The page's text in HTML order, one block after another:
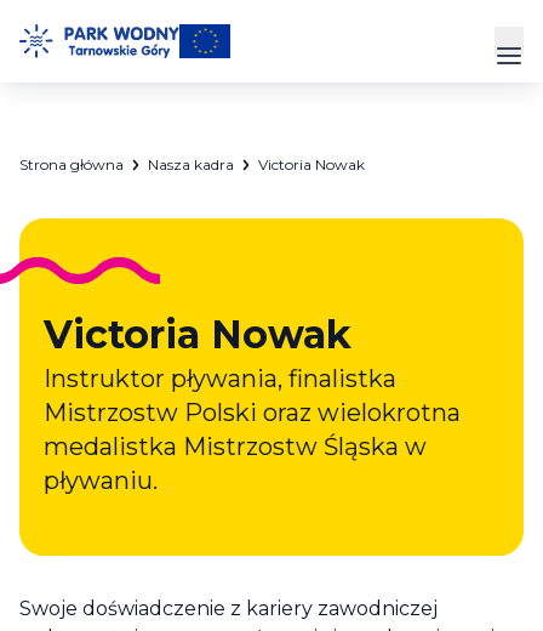
do
Hala Sportowa
Cennik
Strefa Klienta
Kontakt
Strona główna Nasza kadra Victoria Nowak
Victoria Nowak
Instruktor pływania, finalistka
Mistrzostw Polski oraz wielokrotna
medalistka Mistrzostw Śląska w
pływaniu.
Swoje doświadczenie z kariery zawodniczej